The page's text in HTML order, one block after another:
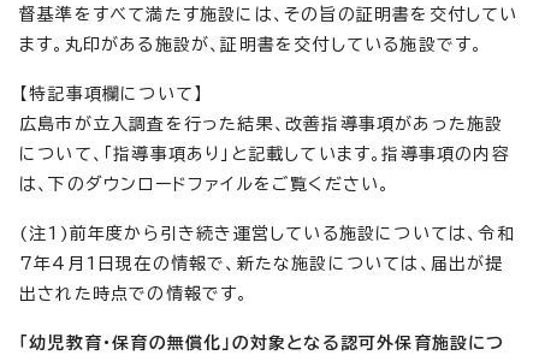
督基準をすべて満たす施設には、その旨の証明書を交付してい
ます。丸印がある施設が、証明書を交付している施設です。
【特記事項欄について】
広島市が立入調査を行った結果、改善指導事項があった施設
について、「指導事項あり」と記載しています。指導事項の内容
は、下のダウンロードファイルをご覧ください。
(注1)前年度から引き続き運営している施設については、令和
7年4月1日現在の情報で、新たな施設については、届出が提
出された時点での情報です。
「幼児教育・保育の無償化」の対象となる認可外保育施設につ